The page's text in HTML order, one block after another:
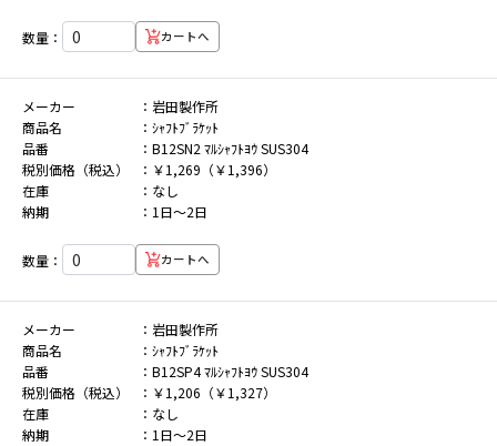
数量： カートへ
メーカー
岩田製作所
商品名
ｼｬﾌﾄﾌﾞﾗｹｯﾄ
品番
B12SN2 ﾏﾙｼｬﾌﾄﾖｳ SUS304
税別価格（税込）
￥1,269（￥1,396）
在庫
なし
納期
1日～2日
数量： カートへ
メーカー
岩田製作所
商品名
ｼｬﾌﾄﾌﾞﾗｹｯﾄ
品番
B12SP4 ﾏﾙｼｬﾌﾄﾖｳ SUS304
税別価格（税込）
￥1,206（￥1,327）
在庫
なし
納期
1日～2日